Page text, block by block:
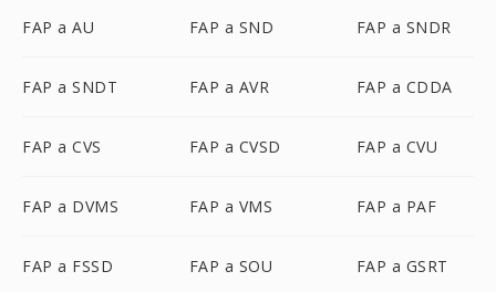
FAP a AU FAP a SND FAP a SNDR
FAP a SNDT FAP a AVR FAP a CDDA
FAP a CVS FAP a CVSD FAP a CVU
FAP a DVMS FAP a VMS FAP a PAF
FAP a FSSD FAP a SOU FAP a GSRT